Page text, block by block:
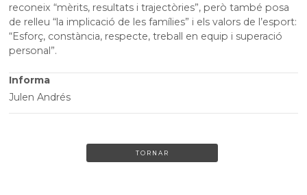
reconeix “mèrits, resultats i trajectòries”, però també posa
de relleu “la implicació de les famílies” i els valors de l’esport:
“Esforç, constància, respecte, treball en equip i superació
personal”.
Informa
Julen Andrés
TORNAR